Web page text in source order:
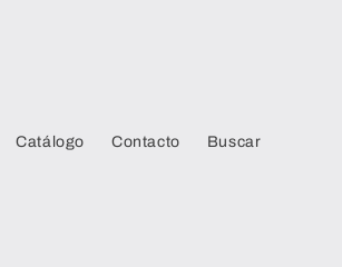
Catálogo Contacto Buscar